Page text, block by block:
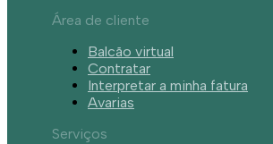
Área de cliente
Balcão virtual
Contratar
Interpretar a minha fatura
Avarias
Serviços